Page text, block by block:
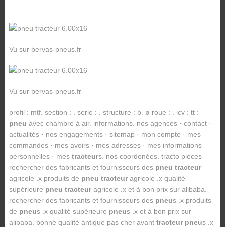
Vu sur bervas-pneus.fr
Vu sur bervas-pneus.fr
profil : mtf. section : . serie : . structure : b. ø roue : . icv : tt :
pneu avec chambre à air. informations. nos agences · contact ·
actualités · nos engagements · sitemap · mon compte · mes
commandes · mes avoirs · mes adresses · mes informations
personnelles · mes tracteurs. nos coordonées. tracto pièces
rechercher des fabricants et fournisseurs des pneu tracteur
agricole .x produits de pneu tracteuragricole .x qualité
supérieure pneu tracteuragricole .x et à bon prix sur alibaba.
rechercher des fabricants et fournisseurs des pneus .x produits
de pneus .x qualité supérieure pneus .x et à bon prix sur
alibaba. bonne qualité antique pas cher avant tracteur pneus .x